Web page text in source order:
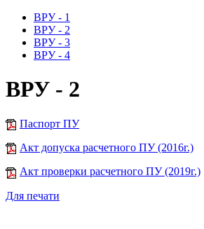
ВРУ - 1
ВРУ - 2
ВРУ - 3
ВРУ - 4
ВРУ - 2
Паспорт ПУ
Акт допуска расчетного ПУ (2016г.)
Акт проверки расчетного ПУ (2019г.)
Для печати